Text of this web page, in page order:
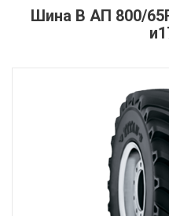
Шина В АП 800/